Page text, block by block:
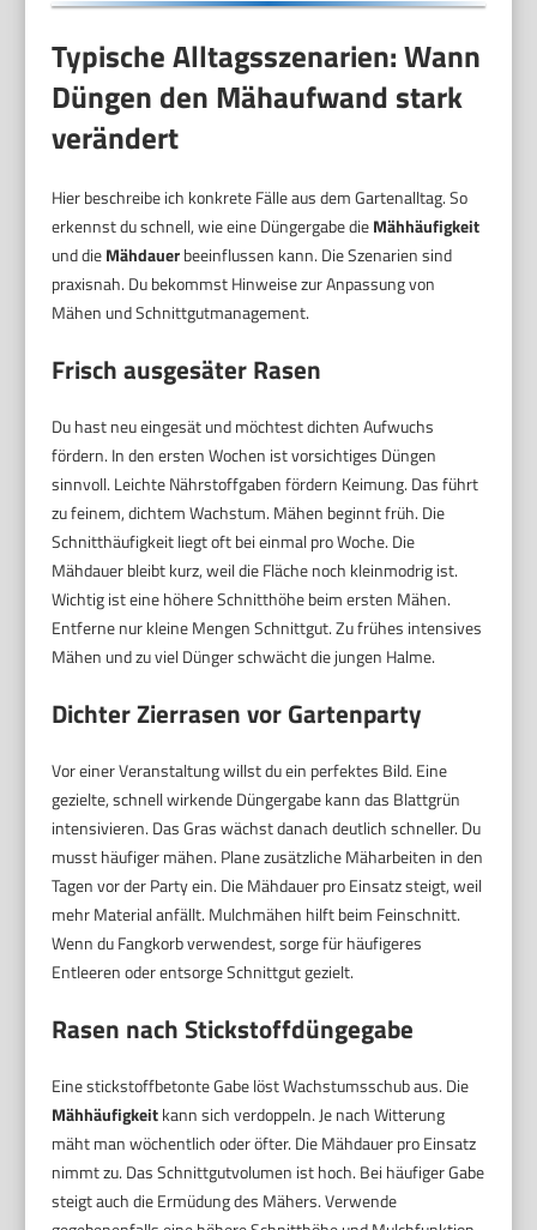
Typische Alltagsszenarien: Wann
Düngen den Mähaufwand stark
verändert
Hier beschreibe ich konkrete Fälle aus dem Gartenalltag. So
erkennst du schnell, wie eine Düngergabe dieMähhäufigkeit
und dieMähdauerbeeinflussen kann. Die Szenarien sind
praxisnah. Du bekommst Hinweise zur Anpassung von
Mähen und Schnittgutmanagement.
Frisch ausgesäter Rasen
Du hast neu eingesät und möchtest dichten Aufwuchs
fördern. In den ersten Wochen ist vorsichtiges Düngen
sinnvoll. Leichte Nährstoffgaben fördern Keimung. Das führt
zu feinem, dichtem Wachstum. Mähen beginnt früh. Die
Schnitthäufigkeit liegt oft bei einmal pro Woche. Die
Mähdauer bleibt kurz, weil die Fläche noch kleinmodrig ist.
Wichtig ist eine höhere Schnitthöhe beim ersten Mähen.
Entferne nur kleine Mengen Schnittgut. Zu frühes intensives
Mähen und zu viel Dünger schwächt die jungen Halme.
Dichter Zierrasen vor Gartenparty
Vor einer Veranstaltung willst du ein perfektes Bild. Eine
gezielte, schnell wirkende Düngergabe kann das Blattgrün
intensivieren. Das Gras wächst danach deutlich schneller. Du
musst häufiger mähen. Plane zusätzliche Mäharbeiten in den
Tagen vor der Party ein. Die Mähdauer pro Einsatz steigt, weil
mehr Material anfällt. Mulchmähen hilft beim Feinschnitt.
Wenn du Fangkorb verwendest, sorge für häufigeres
Entleeren oder entsorge Schnittgut gezielt.
Rasen nach Stickstoffdüngegabe
Eine stickstoffbetonte Gabe löst Wachstumsschub aus. Die
Mähhäufigkeitkann sich verdoppeln. Je nach Witterung
mäht man wöchentlich oder öfter. Die Mähdauer pro Einsatz
nimmt zu. Das Schnittgutvolumen ist hoch. Bei häufiger Gabe
steigt auch die Ermüdung des Mähers. Verwende